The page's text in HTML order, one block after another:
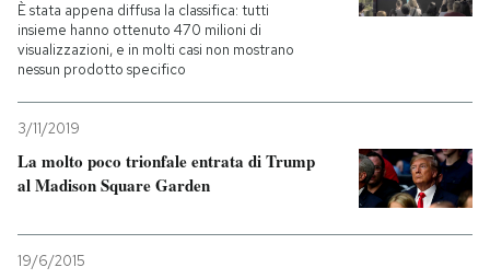
AREA PERSONALE
Entra
È stata appena diffusa la classifica: tutti
insieme hanno ottenuto 470 milioni di
visualizzazioni, e in molti casi non mostrano
nessun prodotto specifico
3/11/2019
La molto poco trionfale entrata di Trump
al Madison Square Garden
19/6/2015